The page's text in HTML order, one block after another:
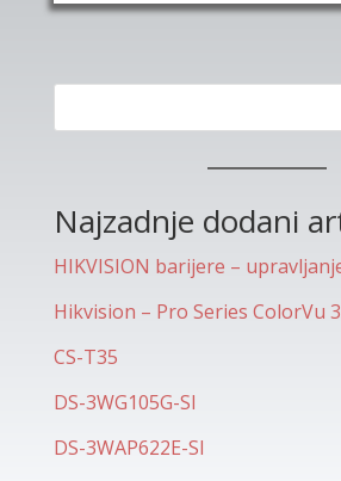
Najzadnje dodani
HIKVISION barijere –
Hikvision – Pro Series ColorVu
CS-T35
DS-3WG105G-SI
DS-3WAP622E-SI